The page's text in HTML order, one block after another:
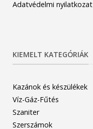
Adatvédelmi nyilatkozat
KIEMELT KATEGÓRIÁK
Kazánok és készülékek
Víz-Gáz-Fűtés
Szaniter
Szerszámok